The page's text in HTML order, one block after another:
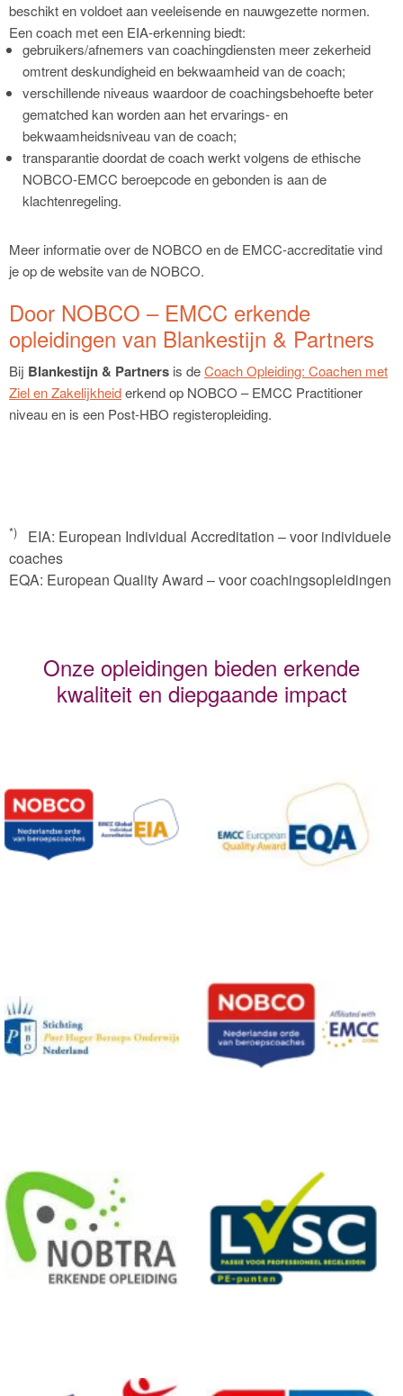
beschikt en voldoet aan veeleisende en nauwgezette normen.
Een coach met een EIA-erkenning biedt:
gebruikers/afnemers van coachingdiensten meer zekerheid
omtrent deskundigheid en bekwaamheid van de coach;
verschillende niveaus waardoor de coachingsbehoefte beter
gematched kan worden aan het ervarings- en
bekwaamheidsniveau van de coach;
transparantie doordat de coach werkt volgens de ethische
NOBCO-EMCC beroepcode en gebonden is aan de
klachtenregeling.
Meer informatie over de NOBCO en de EMCC-accreditatie vind
je op de website van de NOBCO.
Door NOBCO – EMCC erkende
opleidingen van Blankestijn & Partners
Bij Blankestijn & Partners is deCoach Opleiding: Coachen met
Ziel en Zakelijkheiderkend op NOBCO – EMCC Practitioner
niveau en is een Post-HBO registeropleiding.
*)
EIA: European Individual Accreditation – voor individuele
coaches
EQA: European Quality Award – voor coachingsopleidingen
Onze opleidingen bieden erkende
kwaliteit en diepgaande impact